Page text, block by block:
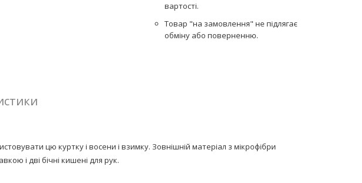
вартості.
Товар "на замовлення" не підлягає
обміну або поверненню.
цю куртку і восени і взимку. Зовнішній матеріал з мікрофібри
і дві бічні кишені для рук.